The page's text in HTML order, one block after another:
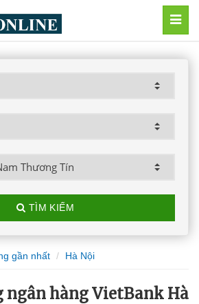
TÌM KIẾM
gần nhất Hà Nội
ngân hàng VietBank Hà